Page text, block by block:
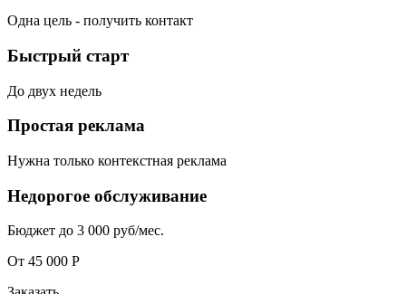
Одна цель - получить контакт
Быстрый старт
До двух недель
Простая реклама
Нужна только контекстная реклама
Недорогое обслуживание
Бюджет до 3 000 руб/мес.
От 45 000 Р